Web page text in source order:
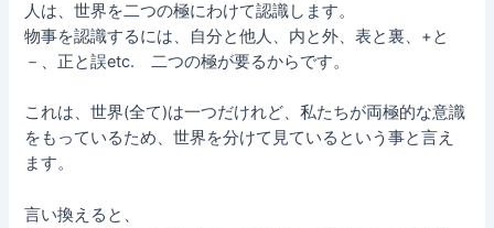
人は、世界を二つの極にわけて認識します。
物事を認識するには、自分と他人、内と外、表と裏、+と
－、正と誤etc. 二つの極が要るからです。
これは、世界(全て)は一つだけれど、私たちが両極的な意識
をもっているため、世界を分けて見ているという事と言え
ます。
言い換えると、